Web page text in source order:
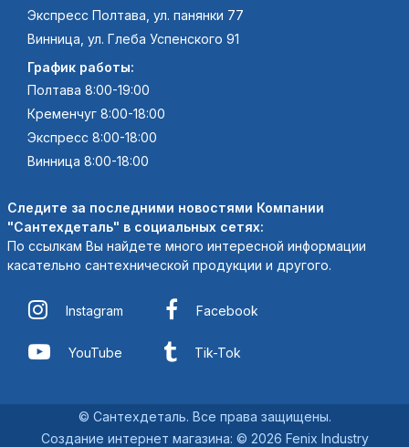
Экспресс Полтава, ул. панянки 77
Винница, ул. Глеба Успенского 91
График работы:
Полтава 8:00-19:00
Кременчуг 8:00-18:00
Экспресс 8:00-18:00
Винница 8:00-18:00
Следите за последними новостями Компании
"Сантехдеталь" в социальных сетях:
По ссылкам Вы найдете много интересной информации
касательно сантехнической продукции и другого.
Instagram Facebook
YouTube Tik-Tok
© Сантехдеталь. Все права защищены.
Создание интернет магазина: © 2026 Fenix Industry